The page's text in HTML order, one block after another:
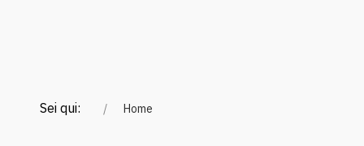
Sei qui: Home